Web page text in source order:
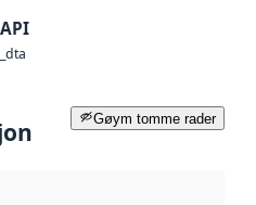
Gøym tomme rader